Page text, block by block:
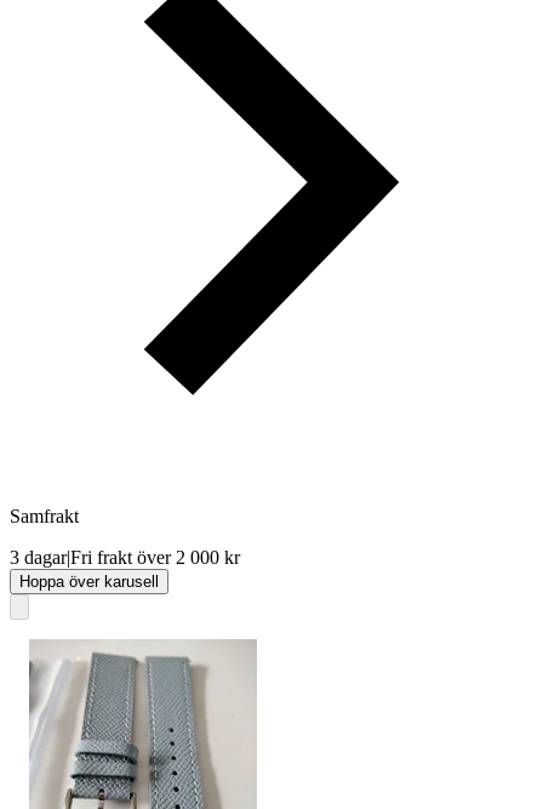
Samfrakt
3 dagar|Fri frakt över 2 000 kr
Hoppa över karusell